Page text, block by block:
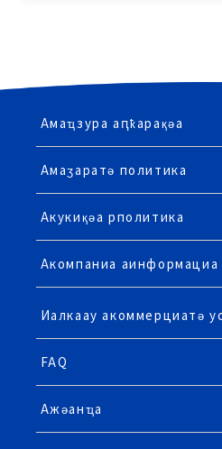
Амаҵзура аԥҟарақәа
Амаӡаратә политика
Акукиқәа рполитика
Акомпаниа аинформациа
Иалкаау акоммерциатә
FAQ
Ажәанҵа